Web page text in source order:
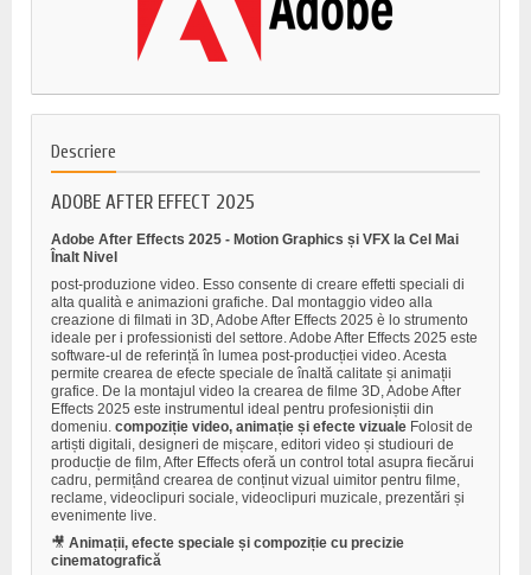
Descriere
ADOBE AFTER EFFECT 2025
Adobe After Effects 2025 - Motion Graphics și VFX la Cel Mai
Înalt Nivel
post-produzione video. Esso consente di creare effetti speciali di
alta qualità e animazioni grafiche. Dal montaggio video alla
creazione di filmati in 3D, Adobe After Effects 2025 è lo strumento
ideale per i professionisti del settore. Adobe After Effects 2025 este
software-ul de referință în lumea post-producției video. Acesta
permite crearea de efecte speciale de înaltă calitate și animații
grafice. De la montajul video la crearea de filme 3D, Adobe After
Effects 2025 este instrumentul ideal pentru profesioniștii din
domeniu. compoziție video, animație și efecte vizuale Folosit de
artiști digitali, designeri de mișcare, editori video și studiouri de
producție de film, After Effects oferă un control total asupra fiecărui
cadru, permițând crearea de conținut vizual uimitor pentru filme,
reclame, videoclipuri sociale, videoclipuri muzicale, prezentări și
evenimente live.
🎥 Animații, efecte speciale și compoziție cu precizie
cinematografică